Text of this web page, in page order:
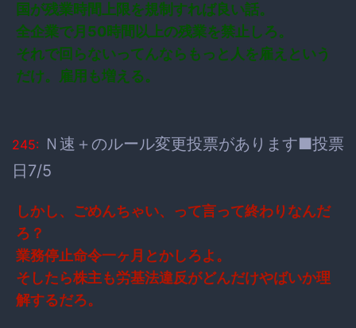
国が残業時間上限を規制すれば良い話。
全企業で月50時間以上の残業を禁止しろ。
それで回らないってんならもっと人を雇えという
だけ。雇用も増える。
245: Ｎ速＋のルール変更投票があります■投票
日7/5
しかし、ごめんちゃい、って言って終わりなんだ
ろ？
業務停止命令一ヶ月とかしろよ。
そしたら株主も労基法違反がどんだけやばいか理
解するだろ。